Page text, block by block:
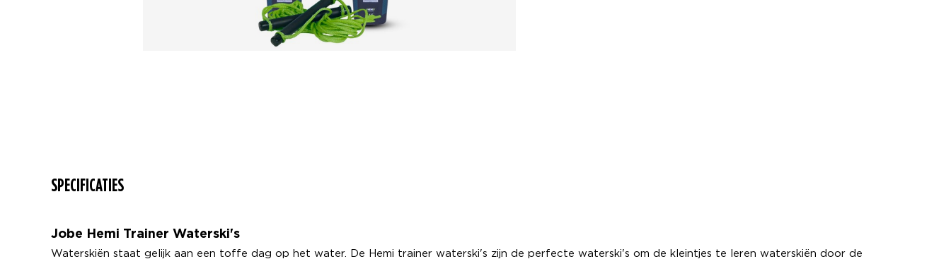
SPECIFICATIES
Jobe Hemi Trainer Waterski's
Waterskiën staat gelijk aan een toffe dag op het water. De Hemi trainer waterski's zijn de perfecte waterski's om de kleintjes te leren waterskiën door de